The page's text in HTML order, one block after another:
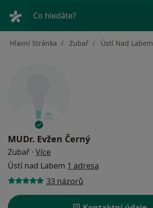
Co hledáte?
Hlavní Stránka Zubař Ústí Nad Labem
MUDr. Evžen Černý
Zubař · Více
Ústí nad Labem 1 adresa
33 názorů